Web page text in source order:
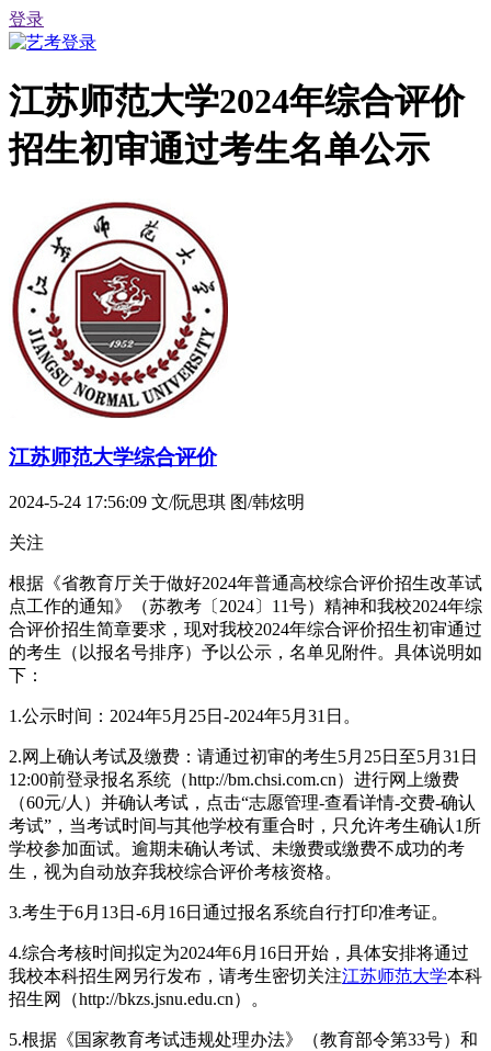
登录
江苏师范大学2024年综合评价
招生初审通过考生名单公示
江苏师范大学综合评价
2024-5-24 17:56:09 文/阮思琪 图/韩炫明
关注
根据《省教育厅关于做好2024年普通高校综合评价招生改革试
点工作的通知》（苏教考〔2024〕11号）精神和我校2024年综
合评价招生简章要求，现对我校2024年综合评价招生初审通过
的考生（以报名号排序）予以公示，名单见附件。具体说明如
下：
1.公示时间：2024年5月25日-2024年5月31日。
2.网上确认考试及缴费：请通过初审的考生5月25日至5月31日
12:00前登录报名系统（http://bm.chsi.com.cn）进行网上缴费
（60元/人）并确认考试，点击“志愿管理-查看详情-交费-确认
考试”，当考试时间与其他学校有重合时，只允许考生确认1所
学校参加面试。逾期未确认考试、未缴费或缴费不成功的考
生，视为自动放弃我校综合评价考核资格。
3.考生于6月13日-6月16日通过报名系统自行打印准考证。
4.综合考核时间拟定为2024年6月16日开始，具体安排将通过
我校本科招生网另行发布，请考生密切关注江苏师范大学本科
招生网（http://bkzs.jsnu.edu.cn）。
5.根据《国家教育考试违规处理办法》（教育部令第33号）和